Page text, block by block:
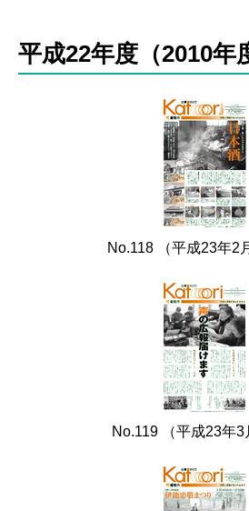
平成22年度（2010年
No.118 （平成23年2
No.119 （平成23年3